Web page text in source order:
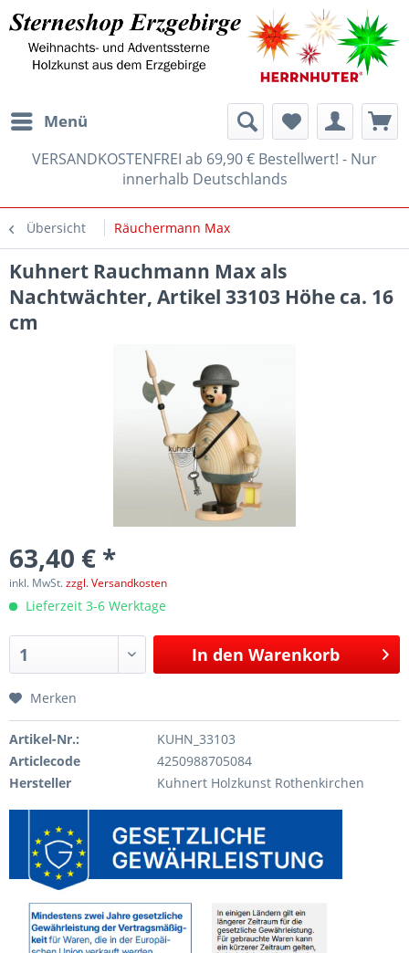
Menü
VERSANDKOSTENFREI ab 69,90 € Bestellwert! - Nur
innerhalb Deutschlands
Übersicht Räuchermann Max
Kuhnert Rauchmann Max als
Nachtwächter, Artikel 33103 Höhe ca. 16
cm
63,40 € *
inkl. MwSt.zzgl. Versandkosten
Lieferzeit 3-6 Werktage
In den Warenkorb
Merken
Artikel-Nr.:
KUHN_33103
Articlecode
4250988705084
Hersteller
Kuhnert Holzkunst Rothenkirchen